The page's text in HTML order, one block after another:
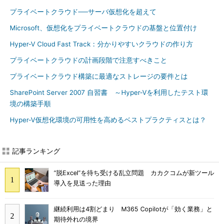
プライベートクラウド──サーバ仮想化を超えて
Microsoft、仮想化をプライベートクラウドの基盤と位置付け
Hyper-V Cloud Fast Track：分かりやすいクラウドの作り方
プライベートクラウドの計画段階で注意すべきこと
プライベートクラウド構築に最適なストレージの要件とは
SharePoint Server 2007 自習書 ～Hyper-Vを利用したテスト環
境の構築手順
Hyper-V仮想化環境の可用性を高めるベストプラクティスとは？
記事ランキング
“脱Excel”を待ち受ける乱立問題 カカクコムが新ツール
導入を見送った理由
継続利用は4割どまり M365 Copilotが「効く業務」と
期待外れの境界